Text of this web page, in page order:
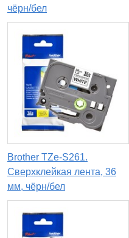
чёрн/бел
Brother TZe-S261.
Сверхклейкая лента, 36
мм, чёрн/бел